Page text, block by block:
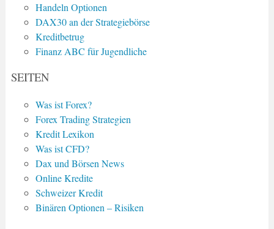
Handeln Optionen
DAX30 an der Strategiebörse
Kreditbetrug
Finanz ABC für Jugendliche
SEITEN
Was ist Forex?
Forex Trading Strategien
Kredit Lexikon
Was ist CFD?
Dax und Börsen News
Online Kredite
Schweizer Kredit
Binären Optionen – Risiken